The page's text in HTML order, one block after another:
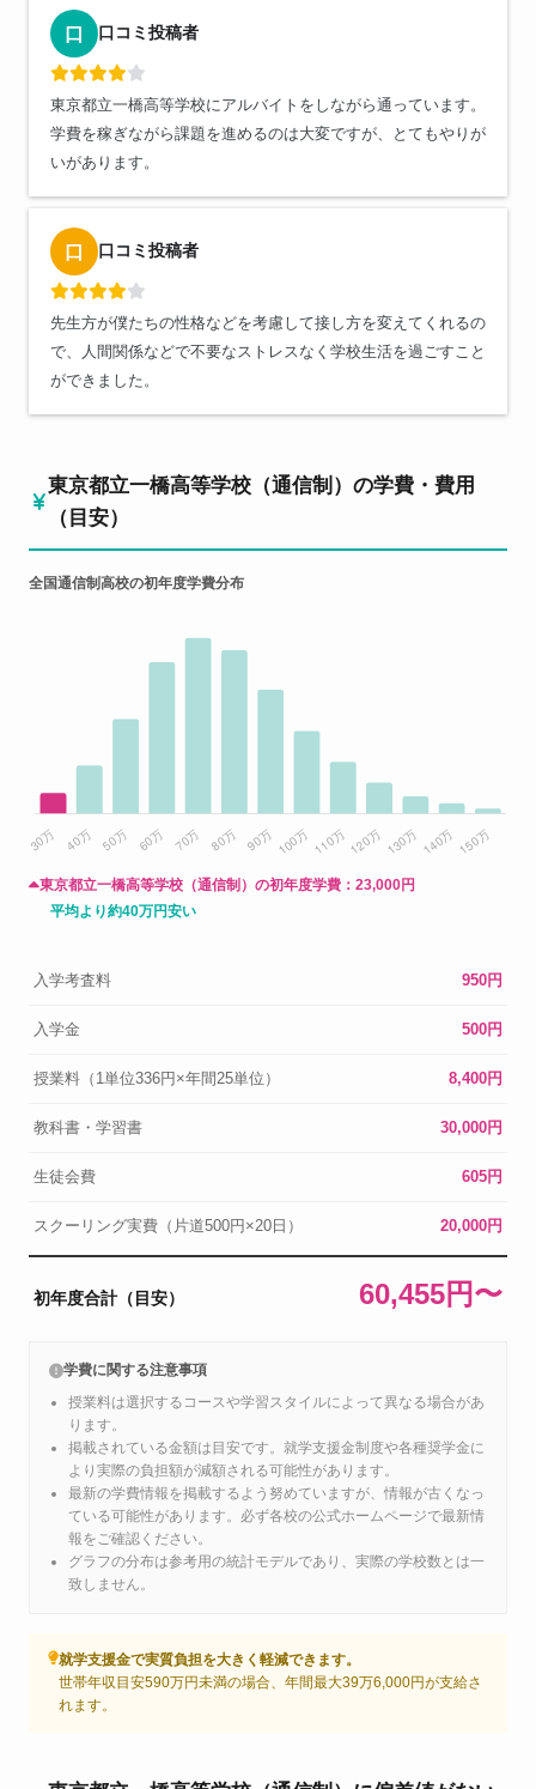
口 口コミ投稿者
東京都立一橋高等学校にアルバイトをしながら通っています。
学費を稼ぎながら課題を進めるのは大変ですが、とてもやりが
いがあります。
口 口コミ投稿者
先生方が僕たちの性格などを考慮して接し方を変えてくれるの
で、人間関係などで不要なストレスなく学校生活を過ごすこと
ができました。
東京都立一橋高等学校（通信制）の学費・費用
（目安）
全国通信制高校の初年度学費分布
東京都立一橋高等学校（通信制）の初年度学費： 23,000円
平均より約40万円安い
入学考査料 950円
入学金 500円
授業料（1単位336円×年間25単位） 8,400円
教科書・学習書 30,000円
生徒会費 605円
スクーリング実費（片道500円×20日） 20,000円
初年度合計（目安） 60,455円〜
学費に関する注意事項
授業料は選択するコースや学習スタイルによって異なる場合があ
ります。
掲載されている金額は目安です。就学支援金制度や各種奨学金に
より実際の負担額が減額される可能性があります。
最新の学費情報を掲載するよう努めていますが、情報が古くなっ
ている可能性があります。必ず各校の公式ホームページで最新情
報をご確認ください。
グラフの分布は参考用の統計モデルであり、実際の学校数とは一
致しません。
就学支援金で実質負担を大きく軽減できます。
世帯年収目安590万円未満の場合、年間最大39万6,000円が支給さ
れます。